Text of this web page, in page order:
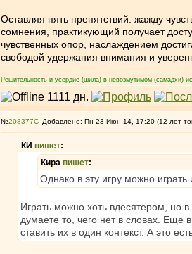
Оставляя пять препятствий: жажду
сомнения, практикующий получает
чувственных опор, наслаждением
свободой удержания внимания и
Решительность и усердие (шила) в невозмутимом (самадхи)
№208377 Добавлено: Пн 23 Июн 14, 17:20 (12 лет
КИ пишет:
Кира пишет:
Однако в эту игру можно играть
Играть можно хоть вдесятером, но
думаете то, чего нет в словах. Еще
ставить их в один контекст. А это